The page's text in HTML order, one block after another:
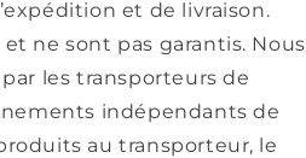
et de livraison.
ne sont pas garantis. Nous
les transporteurs de
indépendants de
au transporteur, le